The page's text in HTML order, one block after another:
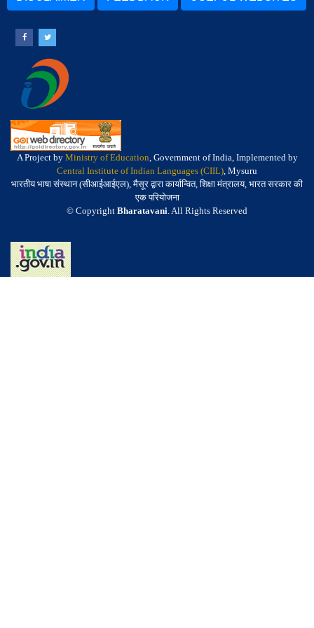
A Project by Ministry of Education, Government of India, Implemented by
Central Institute of Indian Languages (CIIL), Mysuru
भारतीय भाषा संस्थान (सीआईआईएल), मैसूर द्वारा कार्यान्वित, शिक्षा मंत्रालय, भारत सरकार की
एक परियोजना
© Copyright Bharatavani. All Rights Reserved